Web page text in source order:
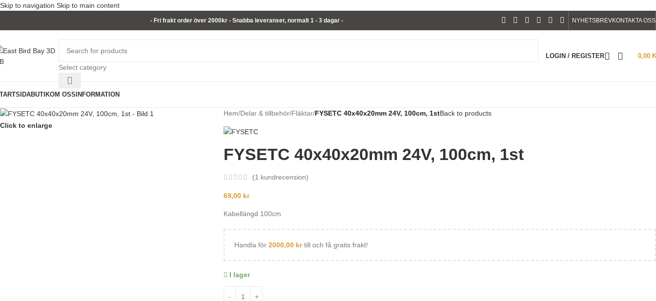
Skip to navigation Skip to main content
- Fri frakt order över 2000kr - Snabba leveranser, normalt1 - 3 dagar - NYHETSBREVKONTAKTA OSS
Select category
LOGIN / REGISTER 0,00
BUTIKOM OSS INFORMATION
Click to enlarge
Hem/Delar & tillbehör/Fläktar/FYSETC 40x40x20mm 24V, 100cm, 1stBack to products
FYSETC 40x40x20mm 24V, 100cm, 1st
(1 kundrecension)
69,00 kr
Kabellängd 100cm
Handla för 2000,00 krtill och få gratis frakt!
I lager